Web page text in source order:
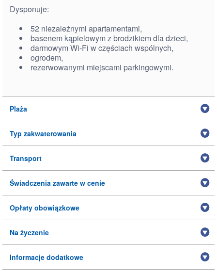
Dysponuje:
52 niezależnymi apartamentami,
basenem kąpielowym z brodzikiem dla dzieci,
darmowym Wi-Fi w częściach wspólnych,
ogrodem,
rezerwowanymi miejscami parkingowymi.
Plaża
Typ zakwaterowania
Transport
Świadczenia zawarte w cenie
Opłaty obowiązkowe
Na życzenie
Informacje dodatkowe